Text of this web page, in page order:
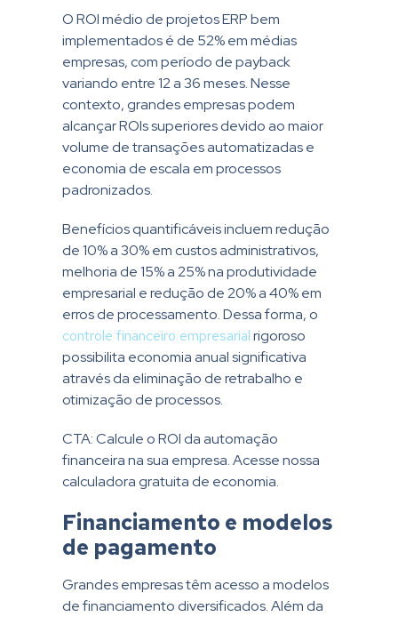
O ROI médio de projetos ERP bem
implementados é de 52% em médias
empresas, com período de payback
variando entre 12 a 36 meses. Nesse
contexto, grandes empresas podem
alcançar ROIs superiores devido ao maior
volume de transações automatizadas e
economia de escala em processos
padronizados.
Benefícios quantificáveis incluem redução
de 10% a 30% em custos administrativos,
melhoria de 15% a 25% na produtividade
empresarial e redução de 20% a 40% em
erros de processamento. Dessa forma, o
controle financeiro empresarialrigoroso
possibilita economia anual significativa
através da eliminação de retrabalho e
otimização de processos.
CTA:Calcule o ROI da automação
financeira na sua empresa. Acesse nossa
calculadora gratuita de economia.
Financiamento e modelos
de pagamento
Grandes empresas têm acesso a modelos
de financiamento diversificados. Além da